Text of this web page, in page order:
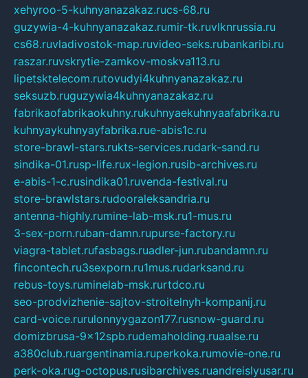
xehyroo-5-kuhnyanazakaz.rucs-68.ru
guzywia-4-kuhnyanazakaz.rumir-tk.ruvlknrussia.ru
cs68.ruvladivostok-map.ruvideo-seks.rubankaribi.ru
raszar.ruvskrytie-zamkov-moskva113.ru
lipetsktelecom.rutovudyi4kuhnyanazakaz.ru
seksuzb.ruguzywia4kuhnyanazakaz.ru
fabrikaofabrikaokuhny.rukuhnyaekuhnyaafabrika.ru
kuhnyaykuhnyayfabrika.rue-abis1c.ru
store-brawl-stars.rukts-services.rudark-sand.ru
sindika-01.rusp-life.rux-legion.rusib-archives.ru
e-abis-1-c.rusindika01.ruvenda-festival.ru
store-brawlstars.rudooraleksandria.ru
antenna-highly.rumine-lab-msk.ru1-mus.ru
3-sex-porn.ruban-damn.rupurse-factory.ru
viagra-tablet.rufasbags.ruadler-jun.rubandamn.ru
fincontech.ru3sexporn.ru1mus.rudarksand.ru
rebus-toys.ruminelab-msk.rurtdco.ru
seo-prodvizhenie-sajtov-stroitelnyh-kompanij.ru
card-voice.rurulonnyygazon177.rusnow-guard.ru
domizbrusa-9x12spb.rudemaholding.ruaalse.ru
a380club.ruargentinamia.ruperkoka.rumovie-one.ru
perk-oka.rug-octopus.rusibarchives.ruandreislyusar.ru